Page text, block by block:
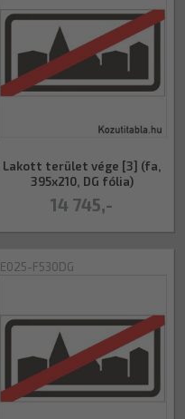
14 745,-
Lakott terület vége [3] (fa,
395x210, DG fólia)
E025-F530DG